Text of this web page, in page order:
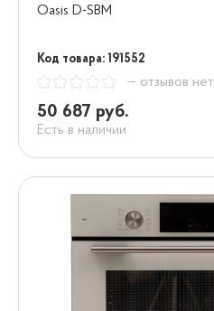
Oasis D-SBM
Код товара: 191552
— отзывов нет
50 687 руб.
Есть в наличии